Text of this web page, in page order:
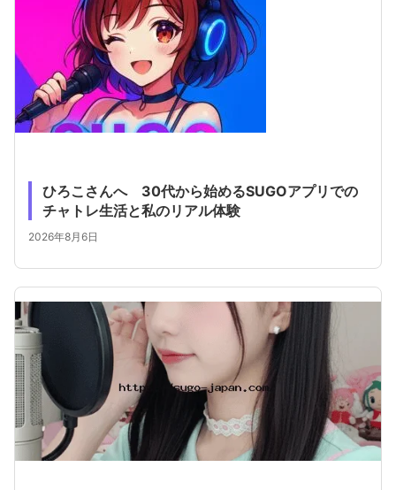
ひろこさんへ 30代から始めるSUGOアプリでの
チャトレ生活と私のリアル体験
2026年8月6日